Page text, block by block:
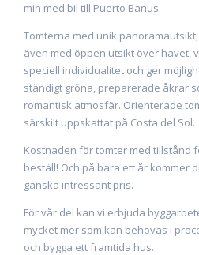
min med bil till Puerto Banus.
Tomterna med unik
även med öppen utsikt över havet,
speciell individualitet och ger
ständigt gröna, preparerade åkrar
romantisk atmosfär. Orienterade
särskilt uppskattat på Costa del Sol.
Kostnaden för tomter med tillstånd
beställ! Och på bara ett år kommer
ganska intressant pris.
För vår del kan vi erbjuda
mycket mer som kan behövas i
och bygga ett framtida hus.